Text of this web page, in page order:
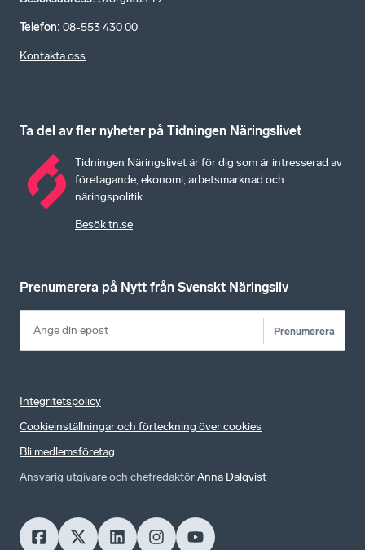
Telefon: 08-553 430 00
Kontakta oss
Ta del av fler nyheter på Tidningen Näringslivet
Tidningen Näringslivet är för dig som är intresserad av
företagande, ekonomi, arbetsmarknad och
näringspolitik.
Besök tn.se
Prenumerera på Nytt från Svenskt Näringsliv
Prenumerera
Integritetspolicy
Cookieinställningar och förteckning över cookies
Bli medlemsföretag
Ansvarig utgivare och chefredaktörAnna Dalqvist